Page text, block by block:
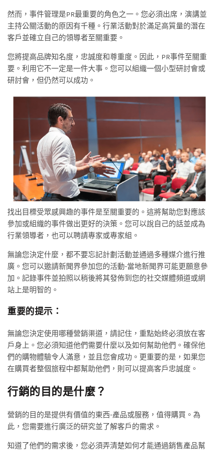
然而，事件管理是PR最重要的角色之一。您必須出席，演講並
主持公關活動的原因有千種。行業活動對於滿足高質量的潛在
客戶並確立自己的領導者至關重要。
您將提高品牌知名度，忠誠度和尊重度。因此，PR事件至關重
要。利用它不一定是一件大事。您可以組織一個小型研討會或
研討會，但仍然可以成功。
找出目標受眾感興趣的事件是至關重要的。這將幫助您對應該
參加或組織的事件做出更好的決策。您可以說自己的話並成為
行業領導者，也可以聘請專家或專家組。
無論您決定什麼，都不要忘記計劃活動並通過多種媒介進行推
廣。您可以邀請新聞界參加您的活動-當地新聞界可能更願意參
加。記錄事件並拍照以稍後將其發佈到您的社交媒體頻道或網
站上是明智的。
重要的提示：
無論您決定使用哪種營銷渠道，請記住，重點始終必須放在客
戶身上。您必須知道他們需要什麼以及如何幫助他們。確保他
們的購物體驗令人滿意，並且您會成功。更重要的是，如果您
在購買者整個旅程中都幫助他們，則可以提高客戶忠誠度。
行銷的目的是什麼？
營銷的目的是提供有價值的東西-產品或服務，值得購買。為
此，您需要進行廣泛的研究並了解客戶的需求。
知道了他們的需求後，您必須弄清楚如何才能通過銷售產品幫